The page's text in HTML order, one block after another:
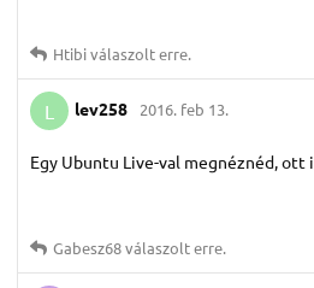
Htibiválaszolt erre.
L lev258 2016. feb 13.
Egy Ubuntu Live-val megnéznéd, ott
Gabesz68válaszolt erre.